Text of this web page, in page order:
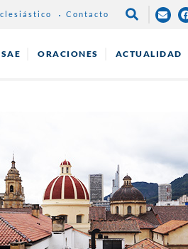
Contacto
ORACIONES ACTUALIDAD